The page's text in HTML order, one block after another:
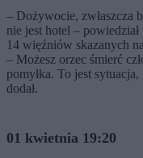
– Dożywocie, zwłaszcza
nie jest hotel –
14 więźniów skazanych
– Możesz orzec śmierć
pomyłka. To jest
dodał.
01 kwietnia 19:20